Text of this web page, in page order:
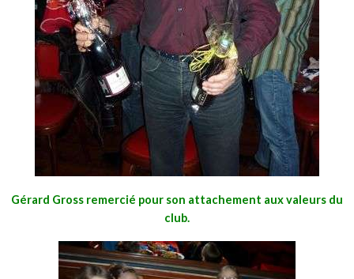
Gérard Gross remercié pour son attachement aux valeurs du
club.